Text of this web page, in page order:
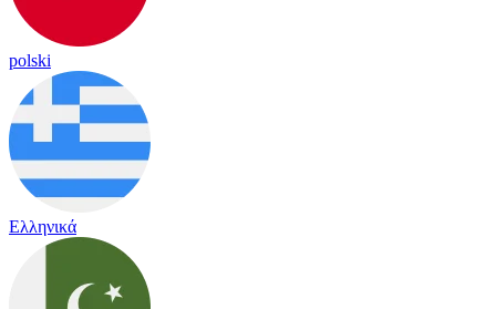
polski
Ελληνικά